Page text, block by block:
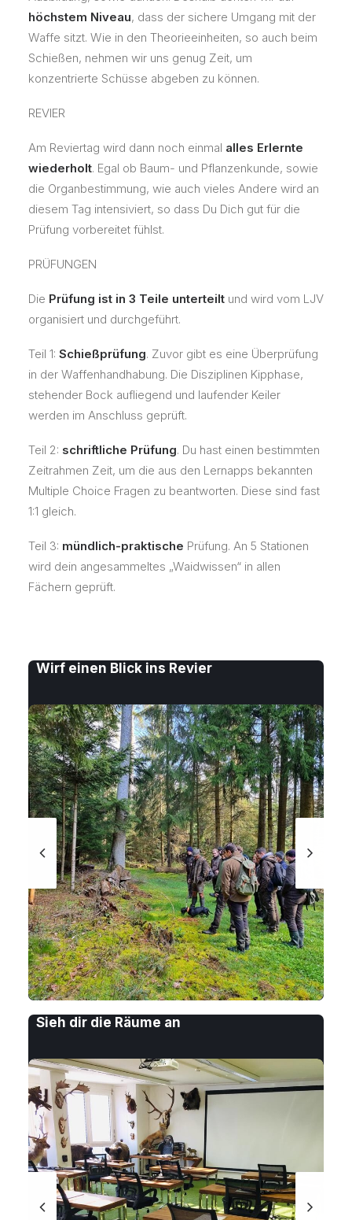
höchstem Niveau, dass der sichere Umgang mit der
Waffe sitzt. Wie in den Theorieeinheiten, so auch beim
Schießen, nehmen wir uns genug Zeit, um
konzentrierte Schüsse abgeben zu können.
REVIER
Am Reviertag wird dann noch einmal alles Erlernte
wiederholt. Egal ob Baum- und Pflanzenkunde, sowie
die Organbestimmung, wie auch vieles Andere wird an
diesem Tag intensiviert, so dass Du Dich gut für die
Prüfung vorbereitet fühlst.
PRÜFUNGEN
Die Prüfung ist in 3 Teile unterteilt und wird vom LJV
organisiert und durchgeführt.
Teil 1: Schießprüfung. Zuvor gibt es eine Überprüfung
in der Waffenhandhabung. Die Disziplinen Kipphase,
stehender Bock aufliegend und laufender Keiler
werden im Anschluss geprüft.
Teil 2: schriftliche Prüfung. Du hast einen bestimmten
Zeitrahmen Zeit, um die aus den Lernapps bekannten
Multiple Choice Fragen zu beantworten. Diese sind fast
1:1 gleich.
Teil 3: mündlich-praktische Prüfung. An 5 Stationen
wird dein angesammeltes „Waidwissen“ in allen
Fächern geprüft.
Wirf einen Blick ins Revier
Sieh dir die Räume an